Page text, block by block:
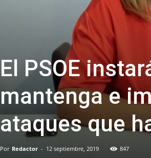
El PSOE
mantenga e
ataques que
Por Redactor - 12 septiembre, 2019 847